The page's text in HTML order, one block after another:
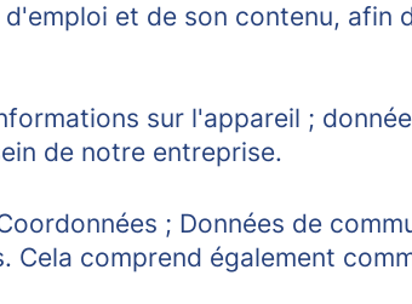
et de son contenu,
sur l'appareil ;
de notre entreprise.
; Données de
comprend également